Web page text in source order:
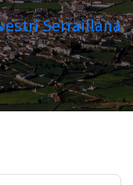
Serraillana